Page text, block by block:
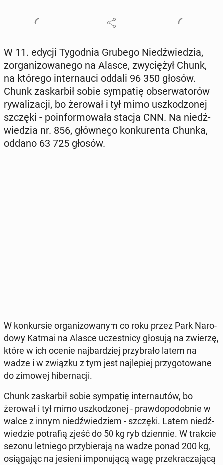
W 11. edycji Ty­go­dnia Grubego Niedź­wie­dzia,
zor­ga­ni­zo­wa­ne­go na Alasce, zwy­cię­żył Chunk,
na którego in­ter­nau­ci oddali 96 350 głosów.
Chunk za­skar­bił sobie sym­pa­tię ob­ser­wa­to­rów
ry­wa­li­za­cji, bo żerował i tył mimo uszko­dzo­nej
szczęki - po­in­for­mo­wa­ła stacja CNN. Na niedź­
wie­dzia nr. 856, głów­ne­go kon­ku­ren­ta Chunka,
oddano 63 725 głosów.
W kon­kur­sie or­ga­ni­zo­wa­nym co roku przez Park Na­ro­
do­wy Katmai na Alasce uczest­ni­cy głosują na zwierzę,
które w ich ocenie naj­bar­dziej przy­bra­ło latem na
wadze i w związku z tym jest naj­le­piej przy­go­to­wa­ne
do zimowej hi­ber­na­cji.
Chunk za­skar­bił sobie sym­pa­tię in­ter­nau­tów, bo
żerował i tył mimo uszko­dzo­nej - praw­do­po­dob­nie w
walce z innym niedź­wie­dziem - szczęki. Latem niedź­
wie­dzie po­tra­fią zjeść do 50 kg ryb dzien­nie. W trakcie
sezonu let­nie­go przy­bie­ra­ją na wadze ponad 200 kg,
osią­ga­jąc na jesieni im­po­nu­ją­cą wagę prze­kra­cza­ją­cą